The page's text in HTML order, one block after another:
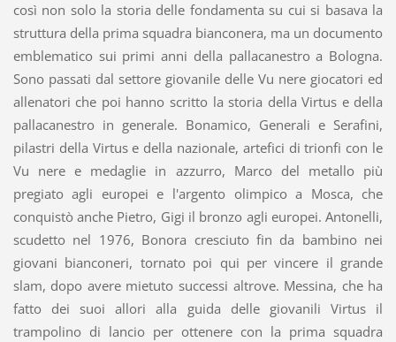
così non solo la storia delle fondamenta su cui si basava la
struttura della prima squadra bianconera, ma un documento
emblematico sui primi anni della pallacanestro a Bologna.
Sono passati dal settore giovanile delle Vu nere giocatori ed
allenatori che poi hanno scritto la storia della Virtus e della
pallacanestro in generale. Bonamico, Generali e Serafini,
pilastri della Virtus e della nazionale, artefici di trionfi con le
Vu nere e medaglie in azzurro, Marco del metallo più
pregiato agli europei e l'argento olimpico a Mosca, che
conquistò anche Pietro, Gigi il bronzo agli europei. Antonelli,
scudetto nel 1976, Bonora cresciuto fin da bambino nei
giovani bianconeri, tornato poi qui per vincere il grande
slam, dopo avere mietuto successi altrove. Messina, che ha
fatto dei suoi allori alla guida delle giovanili Virtus il
trampolino di lancio per ottenere con la prima squadra